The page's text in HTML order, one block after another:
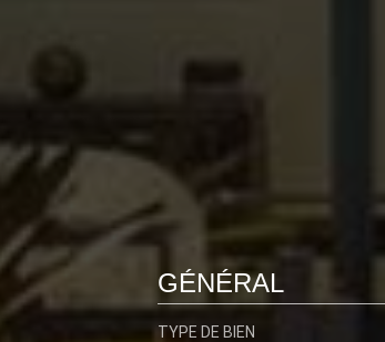
GÉNÉRAL
TYPE DE BIEN